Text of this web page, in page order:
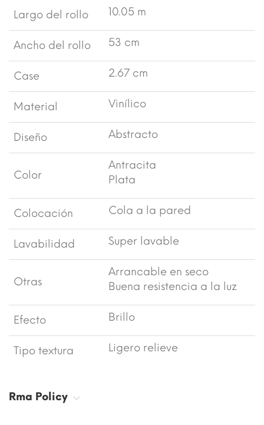
Largo del rollo 10.05 m
Ancho del rollo 53 cm
Case 2.67 cm
Material Vinílico
Diseño Abstracto
Color
Antracita
Plata
Colocación Cola a la pared
Lavabilidad Super lavable
Otras
Arrancable en seco
Buena resistencia a la luz
Efecto Brillo
Tipo textura Ligero relieve
Rma Policy